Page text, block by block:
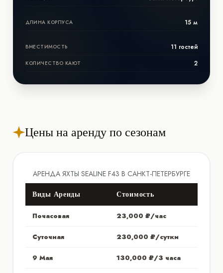
ДЛИНА КОРПУСА 15 м
ВМЕСТИМОСТЬ 11 гостей
КОЛИЧЕСТВО КАЮТ 2
Цены на аренду по сезонам
АРЕНДА ЯХТЫ SEALINE F43 В САНКТ-ПЕТЕРБУРГЕ
Виды Аренды Стоимость
Почасовая 23,000 ₽/час
Суточная 230,000 ₽/сутки
9 Мая 130,000 ₽/3 часа